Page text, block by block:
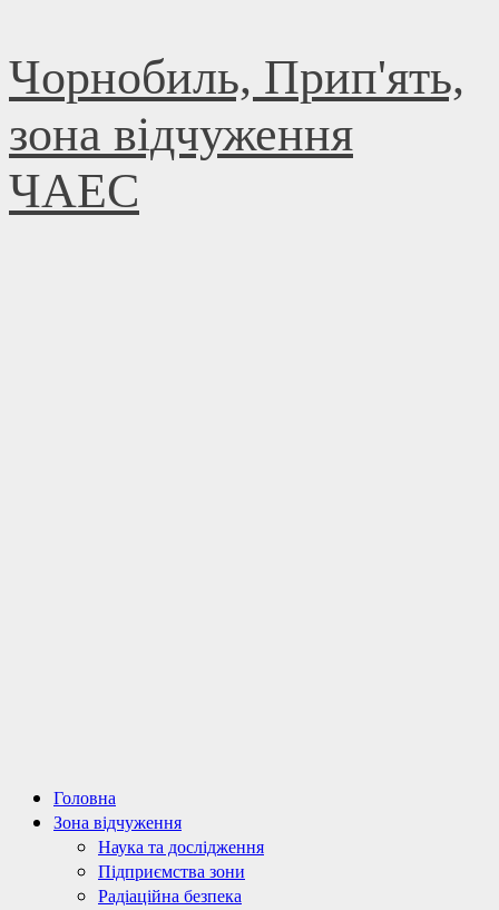
Skip
to
content
Чорнобиль, Прип'ять,
зона відчуження
ЧАЕС
Primary
Menu
Головна
Зона відчуження
Наука та дослідження
Підприємства зони
Радіаційна безпека